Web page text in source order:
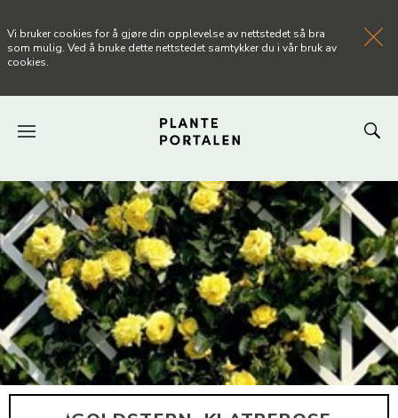
FORSIDEN
NYHETER
ARTIKLER
OM PLANTEPORTALEN
KONTAKT
Vi bruker cookies for å gjøre din opplevelse av nettstedet så bra
som mulig. Ved å bruke dette nettstedet samtykker du i vår bruk av
cookies.